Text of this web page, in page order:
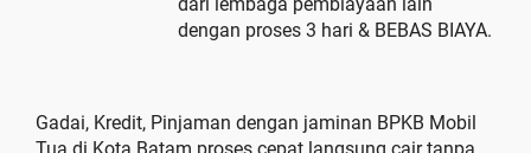
dengan proses 3 hari & BEBAS BIAYA.
Gadai, Kredit, Pinjaman dengan jaminan BPKB Mobil
Tua di Kota Batam proses cepat langsung cair tanpa